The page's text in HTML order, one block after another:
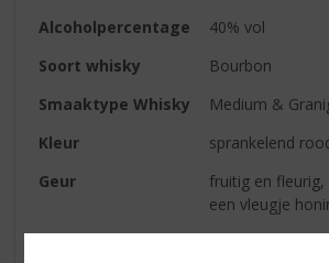
Alcoholpercentage
40% vol
Soort whisky
Bourbon
Smaaktype Whisky
Medium &
Kleur
sprankelend
Geur
fruitig en
een vleugje